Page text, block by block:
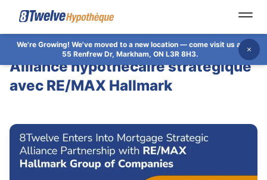
We're Growing! We've moved to a new location — come visit us at
55 Renfrew Dr, Markham, ON L3R 8H3.
Alliance hypothécaire stratégique
avec RE/MAX Hallmark